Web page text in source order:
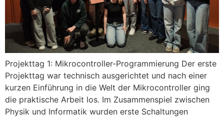
Projekttag 1: Mikrocontroller-Programmierung Der erste
Projekttag war technisch ausgerichtet und nach einer
kurzen Einführung in die Welt der Mikrocontroller ging
die praktische Arbeit los. Im Zusammenspiel zwischen
Physik und Informatik wurden erste Schaltungen